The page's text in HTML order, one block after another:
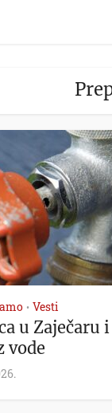
• Vesti
u Zaječaru i
vode